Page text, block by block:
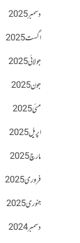
دسمبر 2025
اگست 2025
جولائی 2025
جون 2025
مئی 2025
اپریل 2025
مارچ 2025
فروری 2025
جنوری 2025
دسمبر 2024